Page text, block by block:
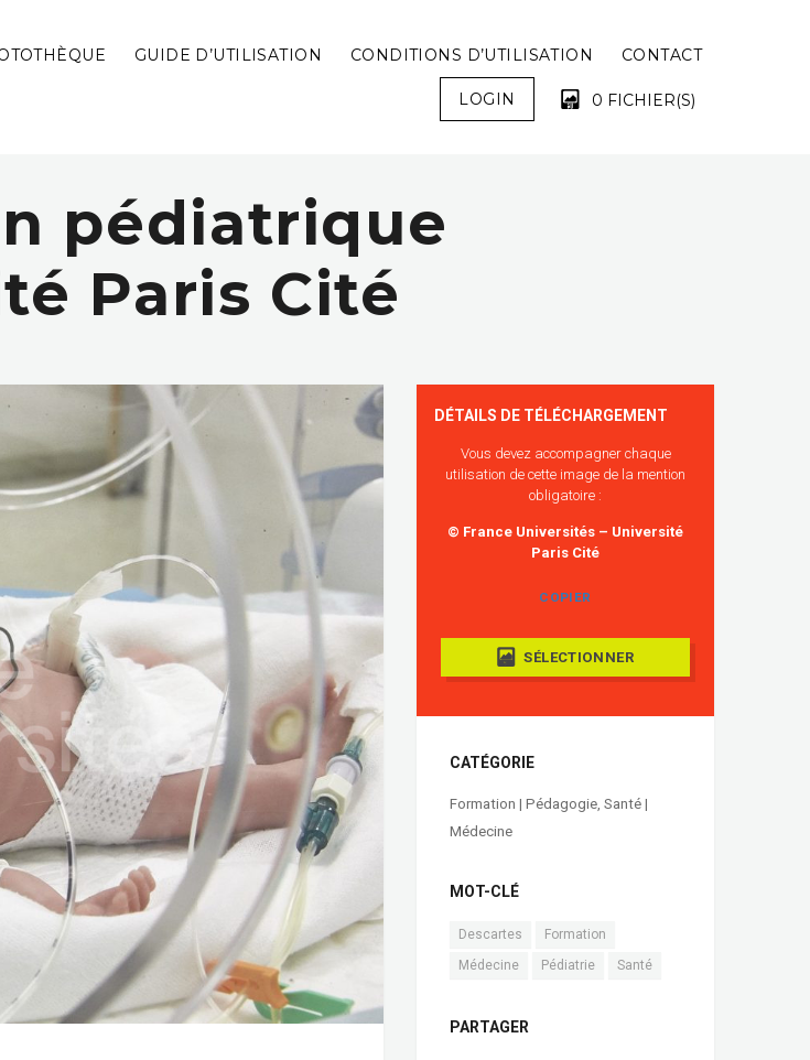
GUIDE D’UTILISATION CONDITIONS D’UTILISATION CONTACT
LOGIN 0 FICHIER(S)
VOTRE PANIER EST VIDE !
pédiatrique
Paris Cité
DÉTAILS DE TÉLÉCHARGEMENT
Vous devez accompagner chaque
utilisation de cette image de la mention
obligatoire :
© France Universités – Université
Paris Cité
COPIER
SÉLECTIONNER
CATÉGORIE
Formation | Pédagogie, Santé |
Médecine
MOT-CLÉ
Descartes
Formation
Médecine
Pédiatrie Santé
PARTAGER